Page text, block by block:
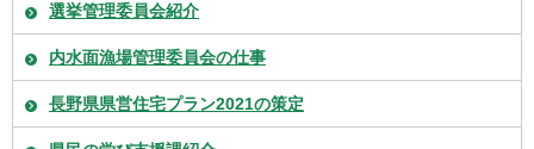
選挙管理委員会紹介
内水面漁場管理委員会の仕事
長野県県営住宅プラン2021の策定